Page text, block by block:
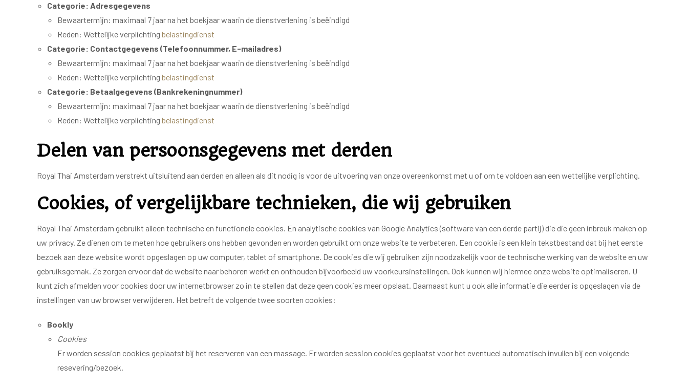
Categorie: Adresgegevens
Bewaartermijn: maximaal 7 jaar na het boekjaar waarin de dienstverlening is beëindigd
Reden: Wettelijke verplichting belastingdienst
Categorie: Contactgegevens (Telefoonnummer, E-mailadres)
Bewaartermijn: maximaal 7 jaar na het boekjaar waarin de dienstverlening is beëindigd
Reden: Wettelijke verplichting belastingdienst
Categorie: Betaalgegevens (Bankrekeningnummer)
Bewaartermijn: maximaal 7 jaar na het boekjaar waarin de dienstverlening is beëindigd
Reden: Wettelijke verplichting belastingdienst
Delen van persoonsgegevens met derden
Royal Thai Amsterdam verstrekt uitsluitend aan derden en alleen als dit nodig is voor de uitvoering van onze overeenkomst met u of om te voldoen aan een wettelijke verplichting.
Cookies, of vergelijkbare technieken, die wij gebruiken
Royal Thai Amsterdam gebruikt alleen technische en functionele cookies. En analytische cookies van Google Analytics (software van een derde partij) die die geen inbreuk maken op
uw privacy. Ze dienen om te meten hoe gebruikers ons hebben gevonden en worden gebruikt om onze website te verbeteren. Een cookie is een klein tekstbestand dat bij het eerste
bezoek aan deze website wordt opgeslagen op uw computer, tablet of smartphone. De cookies die wij gebruiken zijn noodzakelijk voor de technische werking van de website en uw
gebruiksgemak. Ze zorgen ervoor dat de website naar behoren werkt en onthouden bijvoorbeeld uw voorkeursinstellingen. Ook kunnen wij hiermee onze website optimaliseren. U
kunt zich afmelden voor cookies door uw internetbrowser zo in te stellen dat deze geen cookies meer opslaat. Daarnaast kunt u ook alle informatie die eerder is opgeslagen via de
instellingen van uw browser verwijderen. Het betreft de volgende twee soorten cookies:
Bookly
Cookies
Er worden session cookies geplaatst bij het reserveren van een massage. Er worden session cookies geplaatst voor het eventueel automatisch invullen bij een volgende
resevering/bezoek.